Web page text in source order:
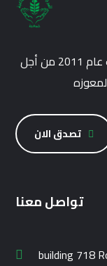
جمعية خيرية إجتماعية غير حكومية تأسست عام 2011 من أجل
تصدق الان
تواصل معنا
building 718